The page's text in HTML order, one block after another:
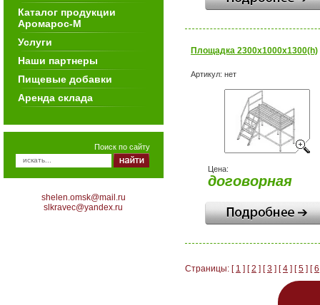
Каталог продукции
Аромарос-М
Услуги
Наши партнеры
Пищевые добавки
Аренда склада
Поиск по сайту
shelen.omsk@mail.ru
slkravec@yandex.ru
Площадка 2300х1000х1300(h)
Артикул: нет
Цена:
договорная
Страницы: [ 1 ] [2 ] [3 ] [4 ] [5 ] [6